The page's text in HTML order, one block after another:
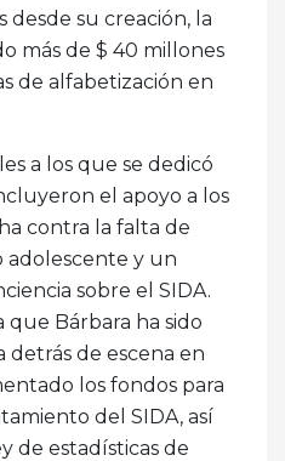
desde su creación, la
más de $ 40 millones
de alfabetización en
a los que se dedicó
el apoyo a los
contra la falta de
adolescente y un
sobre el SIDA.
que Bárbara ha sido
detrás de escena en
los fondos para
del SIDA, así
de estadísticas de